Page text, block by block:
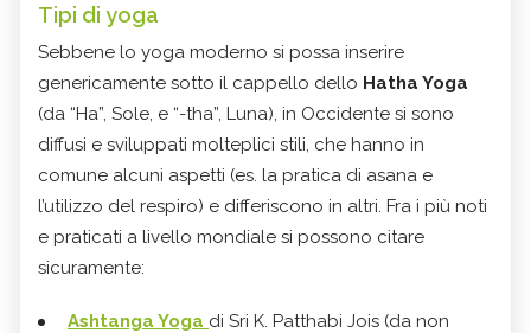
Tipi di yoga
Sebbene lo yoga moderno si possa inserire
genericamente sotto il cappello dello Hatha Yoga
(da “Ha”, Sole, e “-tha”, Luna), in Occidente si sono
diffusi e sviluppati molteplici stili, che hanno in
comune alcuni aspetti (es. la pratica di asana e
l’utilizzo del respiro) e differiscono in altri. Fra i più noti
e praticati a livello mondiale si possono citare
sicuramente:
Ashtanga Yoga di Sri K. Patthabi Jois (da non